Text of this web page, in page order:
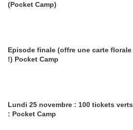
(Pocket Camp)
Episode finale (offre une carte florale
!) Pocket Camp
Lundi 25 novembre : 100 tickets verts
: Pocket Camp